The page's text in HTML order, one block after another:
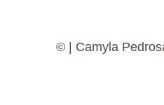
© | Camyla